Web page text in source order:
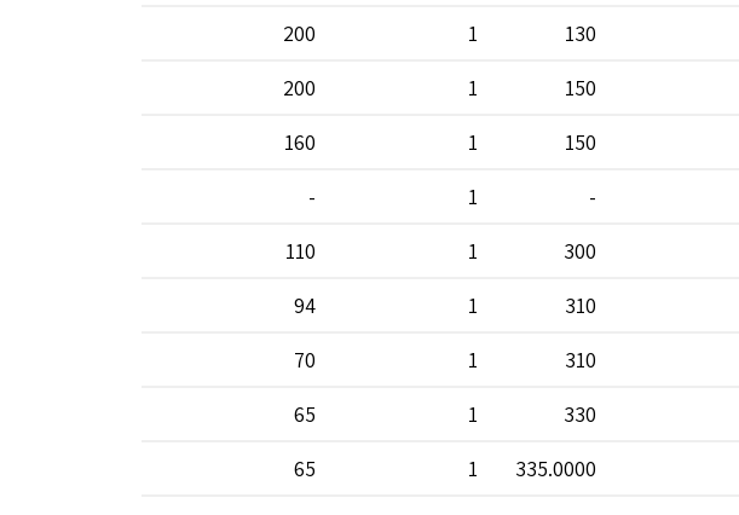
130
1
200
150
1
200
150
1
160
-
1
-
300
1
110
310
1
94
310
1
70
330
1
65
335.0000
1
65